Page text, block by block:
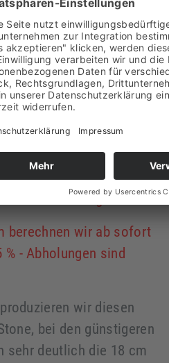
Naturstein - Wand-Design
- 18 x 35 x 1 - 2,5
berechnen wir ab sofort
- Abholungen sind
wir diesen
bei den günstigeren
sehr deutlich die 18 cm